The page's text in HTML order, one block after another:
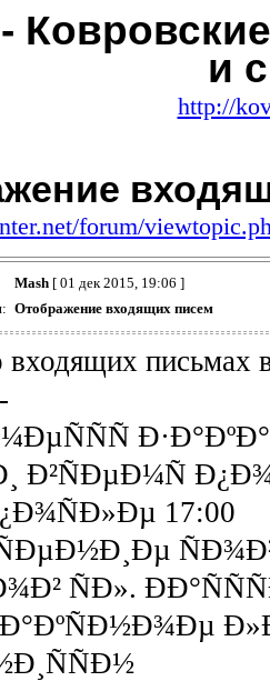
и
http://
forum/
Mash[ 01 дек 2015, 19:06 ]
Отображение входящих писем
письмах
Ð²ÑÐµÐ¼Ñ
17:00
ÑÐ».